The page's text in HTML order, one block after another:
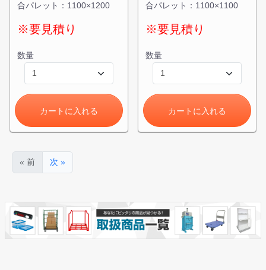
合パレット：1100×1200
※要見積り
数量
カートに入れる
合パレット：1100×1100
※要見積り
数量
カートに入れる
« 前 次 »
お買い物を続ける